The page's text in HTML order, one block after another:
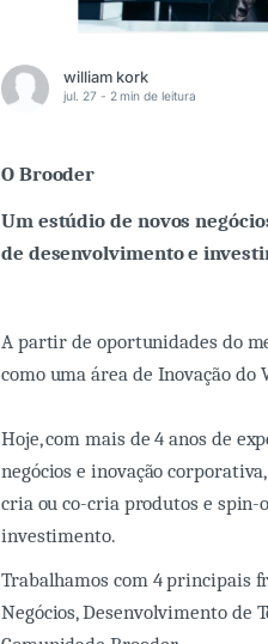
william kork
jul. 27 - 2 min de leitura
O Brooder
Um estúdio de novos
de desenvolvimento e
A partir de oportunidades do
como uma área de Inovação do
Hoje, com mais de 4 anos de
negócios e inovação
cria ou co-cria produtos e spin-
investimento.
Trabalhamos com 4 principais
Negócios, Desenvolvimento de